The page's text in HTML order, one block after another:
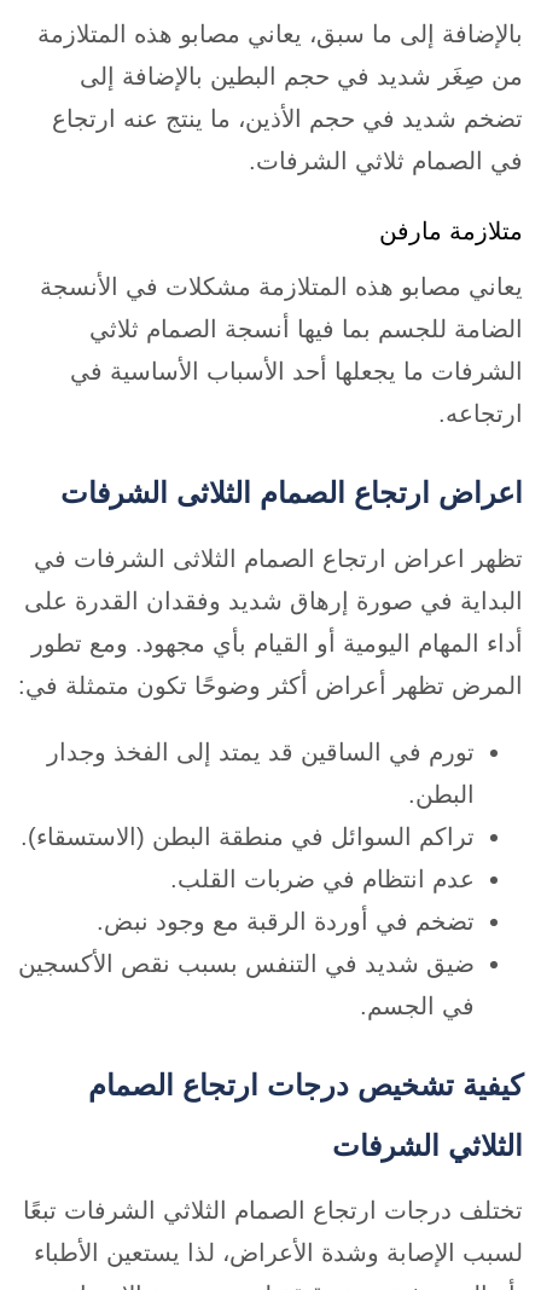
بالإضافة إلى ما سبق، يعاني مصابو هذه المتلازمة
من صِغَر شديد في حجم البطين بالإضافة إلى
تضخم شديد في حجم الأذين، ما ينتج عنه ارتجاع
في الصمام ثلاثي الشرفات.
متلازمة مارفن
يعاني مصابو هذه المتلازمة مشكلات في الأنسجة
الضامة للجسم بما فيها أنسجة الصمام ثلاثي
الشرفات ما يجعلها أحد الأسباب الأساسية في
ارتجاعه.
اعراض ارتجاع الصمام الثلاثى الشرفات
تظهر اعراض ارتجاع الصمام الثلاثى الشرفات في
البداية في صورة إرهاق شديد وفقدان القدرة على
أداء المهام اليومية أو القيام بأي مجهود. ومع تطور
المرض تظهر أعراض أكثر وضوحًا تكون متمثلة في:
تورم في الساقين قد يمتد إلى الفخذ وجدار
البطن.
تراكم السوائل في منطقة البطن (الاستسقاء).
عدم انتظام في ضربات القلب.
تضخم في أوردة الرقبة مع وجود نبض.
ضيق شديد في التنفس بسبب نقص الأكسجين
في الجسم.
كيفية تشخيص درجات ارتجاع الصمام
الثلاثي الشرفات
تختلف درجات ارتجاع الصمام الثلاثي الشرفات تبعًا
لسبب الإصابة وشدة الأعراض، لذا يستعين الأطباء